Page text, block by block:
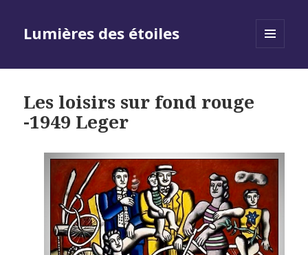
Lumières des étoiles
Les loisirs sur fond rouge
-1949 Leger